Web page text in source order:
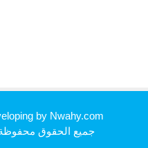
developing byNwahy.com
جميع الحقوق محفوظة 2026